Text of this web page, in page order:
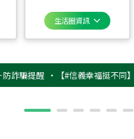
生活圈資訊
醒 ‧【#信義幸福挺不同】用實